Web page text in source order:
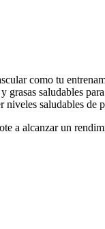
como tu
saludables
niveles saludables de
a alcanzar un